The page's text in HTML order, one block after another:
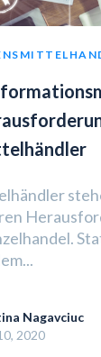
Nagavciuc
2020